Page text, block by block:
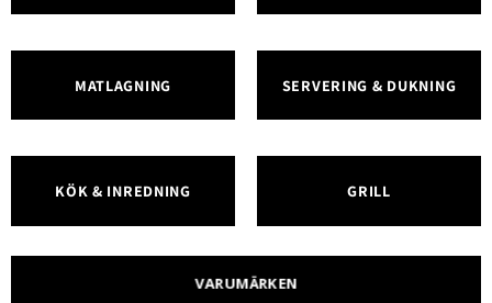
MATLAGNING SERVERING & DUKNING
KÖK & INREDNING GRILL
VARUMÄRKEN